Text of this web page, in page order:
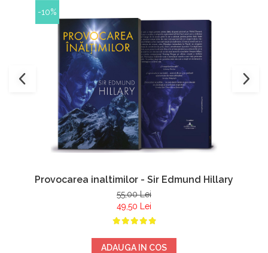
-10%
Provocarea inaltimilor - Sir Edmund Hillary
55,00 Lei
49,50 Lei
ADAUGA IN COS